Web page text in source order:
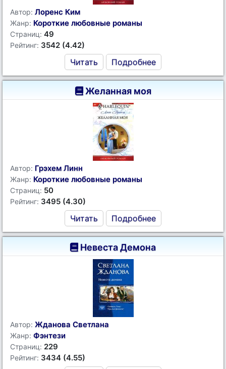
Автор: Лоренс Ким
Жанр: Короткие любовные романы
Страниц: 49
Рейтинг: 3542 (4.42)
Читать Подробнее
Желанная моя
Автор: Грэхем Линн
Жанр: Короткие любовные романы
Страниц: 50
Рейтинг: 3495 (4.30)
Читать Подробнее
Невеста Демона
Автор: Жданова Светлана
Жанр: Фэнтези
Страниц: 229
Рейтинг: 3434 (4.55)